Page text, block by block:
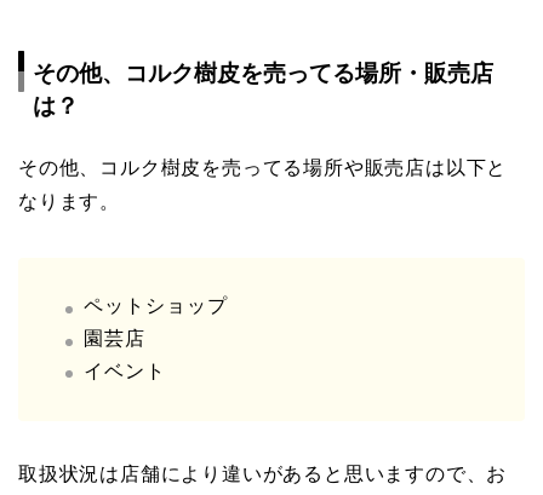
その他、コルク樹皮を売ってる場所・販売店
は？
その他、コルク樹皮を売ってる場所や販売店は以下と
なります。
ペットショップ
園芸店
イベント
取扱状況は店舗により違いがあると思いますので、お